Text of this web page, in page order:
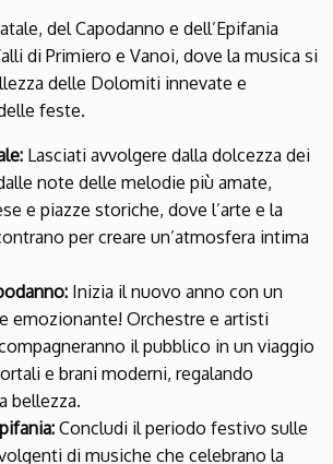
del Capodanno e dell’Epifania
di Primiero e Vanoi, dove la musica si
delle Dolomiti innevate e
feste.
Lasciati avvolgere dalla dolcezza dei
note delle melodie più amate,
e piazze storiche, dove l’arte e la
per creare un’atmosfera intima
Inizia il nuovo anno con un
emozionante! Orchestre e artisti
il pubblico in un viaggio
e brani moderni, regalando
bellezza.
Concludi il periodo festivo sulle
di musiche che celebrano la